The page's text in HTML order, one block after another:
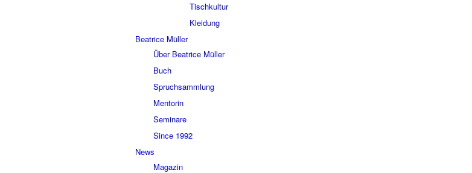
Tischkultur
Kleidung
Beatrice Müller
Über Beatrice Müller
Buch
Spruchsammlung
Mentorin
Seminare
Since 1992
News
Magazin